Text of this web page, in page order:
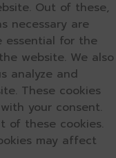
Out of these,
necessary are
essential for the
website. We also
analyze and
These cookies
your consent.
of these cookies.
may affect